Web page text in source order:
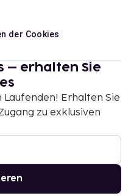
der Cookies
– erhalten Sie
Laufenden! Erhalten Sie
zu exklusiven